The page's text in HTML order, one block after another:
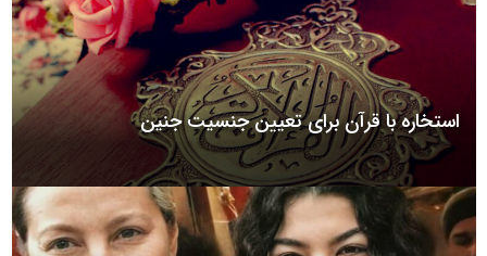
استخاره با قرآن برای تعیین جنسیت جنین